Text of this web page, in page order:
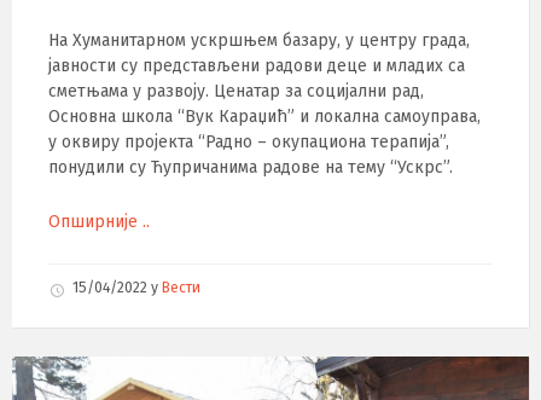
На Хуманитарном ускршњем базару, у центру града,
јавности су представљени радови деце и младих са
сметњама у развоју. Ценатар за социјални рад,
Основна школа “Вук Караџић” и локална самоуправа,
у оквиру пројекта “Радно – окупациона терапија”,
понудили су Ћупричанима радове на тему “Ускрс”.
Опширније ..
15/04/2022 у Вести